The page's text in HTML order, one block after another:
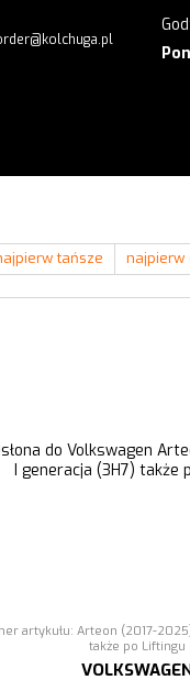
tańsze najpierw
artykułu: Arteon (2017-
także po Liftingu